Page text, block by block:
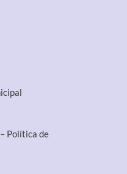
Política de